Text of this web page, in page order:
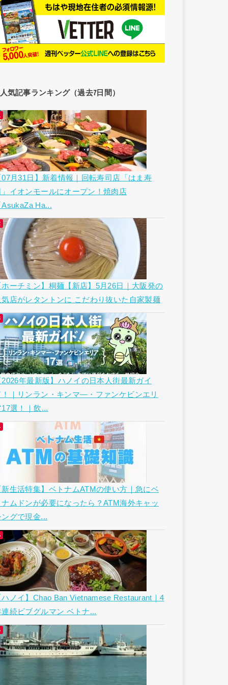
人気記事ランキング（過去7日間）
07月31日】新着情報｜回転寿司店「はま寿
」イオンモールにオープン！焼肉店
AsukaZa Ha...
ホーチミン】桐麺【新店】5月26日｜大阪発の
気店がレタントンに こだわり抜いた自家製麺
2026年最新版】ハノイの日本人街最新ガイ
！｜リンラン・キンマ―・ファンケビンエリ
17選！｜飲...
新生活特集】ベトナムATMの使い方｜急にベ
ナムドンが必要になったら？ATM海外キャッ
ングで現金...
ハノイ】Chao Ban Vietnamese Restaurant｜4
連続ビブグルマン ベトナ...